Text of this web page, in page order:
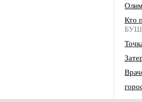
Кто